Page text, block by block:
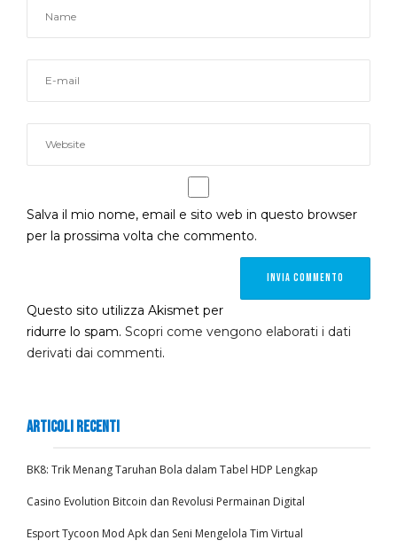
Salva il mio nome, email e sito web in questo browser
per la prossima volta che commento.
Questo sito utilizza Akismet per
ridurre lo spam. Scopri come vengono elaborati i dati
derivati dai commenti.
Articoli recenti
BK8: Trik Menang Taruhan Bola dalam Tabel HDP Lengkap
Casino Evolution Bitcoin dan Revolusi Permainan Digital
Esport Tycoon Mod Apk dan Seni Mengelola Tim Virtual